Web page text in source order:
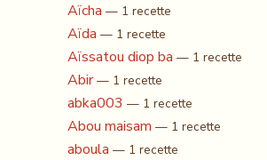
Aïcha — 1 recette
Aïda — 1 recette
Aïssatou diop ba — 1 recette
Abir — 1 recette
abka003 — 1 recette
Abou maisam — 1 recette
aboula — 1 recette